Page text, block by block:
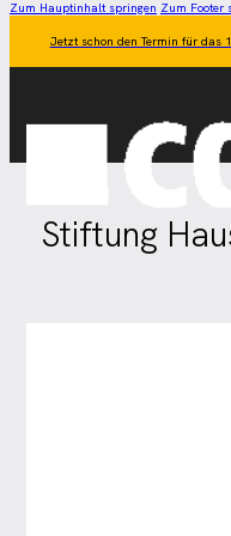
Zum Hauptinhalt springen Zum Footer
Jetzt schon den Termin für das
Stiftung